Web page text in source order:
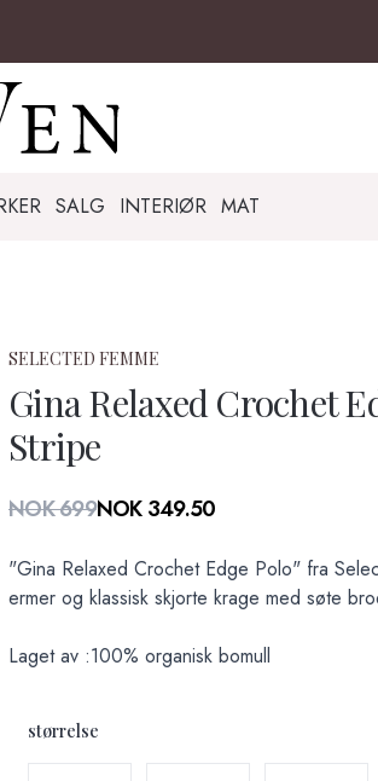
SALG INTERIØR MAT
SELECTED FEMME
Gina Relaxed Crochet
Stripe
Produktdetaljer
NOK 699NOK 349.50
Description
"Gina Relaxed Crochet Edge Polo" fra
ermer og klassisk skjorte krage med søte
Laget av :100% organisk bomull
størrelse
Velg en størrelse